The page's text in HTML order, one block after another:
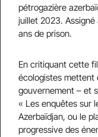
pétrogazière
juillet 2023. Assigné
ans de prison.
En critiquant cette
écologistes mettent
gouvernement – et
« Les enquêtes sur
Azerbaïdjan, ou le
progressive des